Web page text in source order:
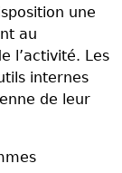
une
au
l’activité. Les
internes
de leur